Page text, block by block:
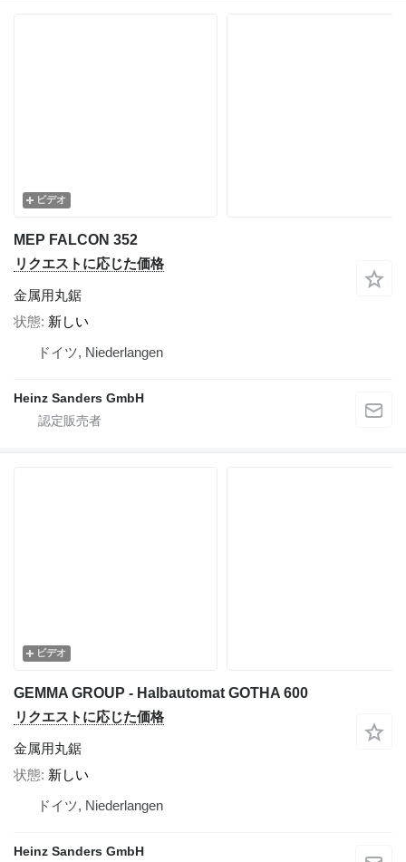
ビデオ
MEP FALCON 352
リクエストに応じた価格
金属用丸鋸
状態 新しい
ドイツ, Niederlangen
Heinz Sanders GmbH
ビデオ
GEMMA GROUP - Halbautomat GOTHA 600
リクエストに応じた価格
金属用丸鋸
状態 新しい
ドイツ, Niederlangen
Heinz Sanders GmbH